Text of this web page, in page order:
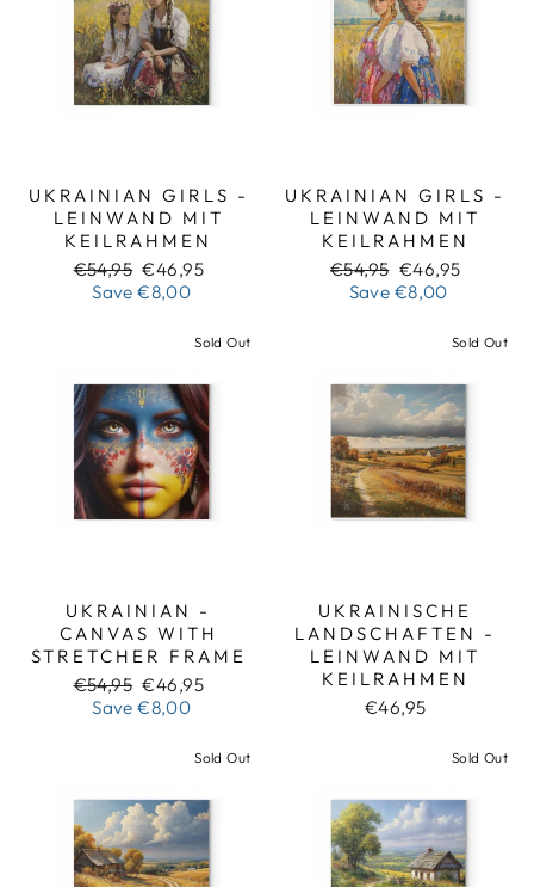
UKRAINIAN GIRLS -
LEINWAND MIT
KEILRAHMEN
Regular
price
€54,95 Sale
price
€46,95
Save€8,00
UKRAINIAN GIRLS -
LEINWAND MIT
KEILRAHMEN
Regular
price
€54,95 Sale
price
€46,95
Save €8,00
Sold Out
UKRAINIAN -
CANVAS WITH
STRETCHER FRAME
Regular
price
€54,95 Sale
price
€46,95
Save€8,00
Sold Out
UKRAINISCHE
LANDSCHAFTEN -
LEINWAND MIT
KEILRAHMEN
€46,95
Sold Out Sold Out